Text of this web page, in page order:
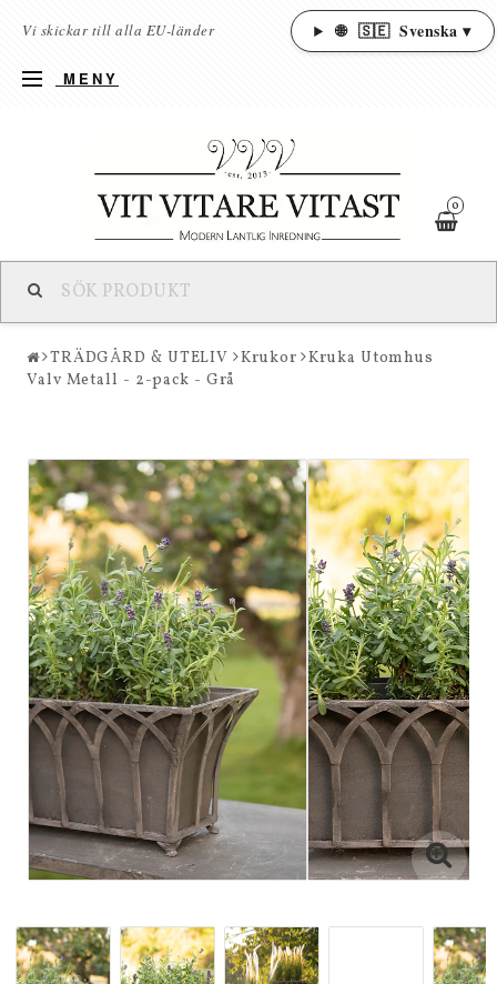
Vi skickar till alla EU-länder 🌐 🇸🇪 Svenska ▾
MENY
0
TRÄDGÅRD & UTELIV Krukor Kruka Utomhus
Valv Metall - 2-pack - Grå